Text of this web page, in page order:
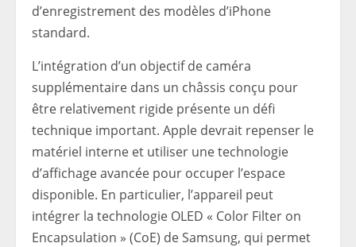
d’enregistrement des modèles d’iPhone
standard.
L’intégration d’un objectif de caméra
supplémentaire dans un châssis conçu pour
être relativement rigide présente un défi
technique important. Apple devrait repenser le
matériel interne et utiliser une technologie
d’affichage avancée pour occuper l’espace
disponible. En particulier, l’appareil peut
intégrer la technologie OLED « Color Filter on
Encapsulation » (CoE) de Samsung, qui permet